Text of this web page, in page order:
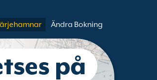
Ändra Bokning
på